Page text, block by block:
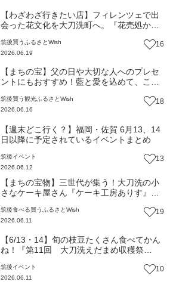
【わざわざ行きたい店】フィレンツェで出
会った花文化を大刀洗町へ。『花売処かす
う小さな花屋のかたち（福岡・大刀洗町）
【まち歩き】
筑後買う ふるさとWish
2026.06.19
16
【まちの宝】父の日や大切な人へのプレセ
ントにもおすすめ！藍と愛を込めて、こだ
織の工房『ロォーリング』が紡ぐ、土から
始まるものづくり（福岡・大刀洗町）【ま
筑後買う観光ふるさとWish
2026.06.16
18
【週末どこ行く？】福岡・佐賀 6月13、14
日以降に予定されているイベントまとめ
筑後イベント
2026.06.12
13
【まちの宝物】三世代が集う！大刀洗の小
さなケーキ屋さん『ケーキ工房ありす』が
【まち歩き】
筑後食べる買う ふるさとWish
2026.06.11
19
【6/13・14】旬の枝豆たくさん食べてかん
ね！『第11回 大刀洗えだまめ収穫祭
筑後イベント
2026.06.11
10